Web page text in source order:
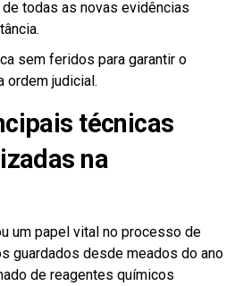
todas as novas evidências
sem feridos para garantir o
ordem judicial.
técnicas
na
um papel vital no processo de
guardados desde meados do ano
de reagentes químicos